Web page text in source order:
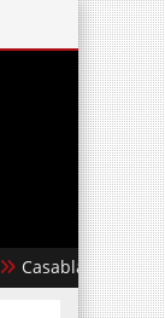
Um Filme